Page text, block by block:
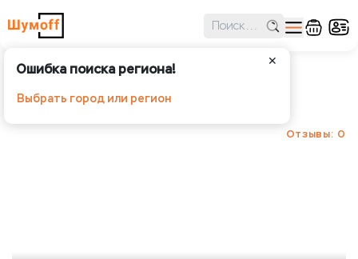
✕
Ошибка поиска региона!
Выбрать город или регион
Отзывы: 0